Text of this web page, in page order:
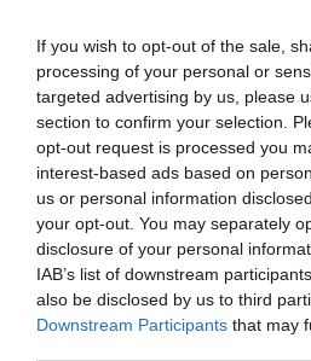
If you wish to opt-out of the sale,
processing of your personal or
targeted advertising by us, please
section to confirm your selection.
opt-out request is processed you
interest-based ads based on
us or personal information
your opt-out. You may separately
disclosure of your personal
IAB’s list of downstream
also be disclosed by us to third
Downstream Participants that may
Δανάη Μουτσοπούλου, Λυδία
Ψυχράμης, Χαρά
Το καστ είναι
κακιά μάγισσα υποδύεται
Κοντογεώργη που δεν θα
ακούμε να τραγουδάει, την
εξαιρετική Χαρά Κεφαλά,
πάντα απολαυστικός
μητέρα του Τζακ η Μαρία